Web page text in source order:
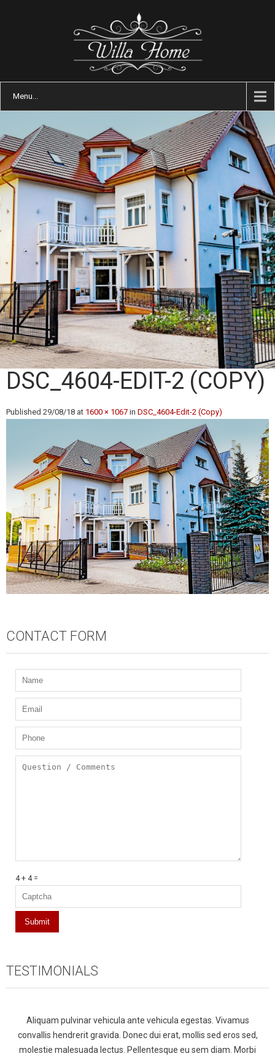
Menu...
DSC_4604-EDIT-2 (COPY)
Published 29/08/18 at 1600 × 1067 in DSC_4604-Edit-2 (Copy)
CONTACT FORM
4 + 4 =
TESTIMONIALS
Aliquam pulvinar vehicula ante vehicula egestas. Vivamus
convallis hendrerit gravida. Donec dui erat, mollis sed eros sed,
molestie malesuada lectus. Pellentesque eu sem diam. Morbi